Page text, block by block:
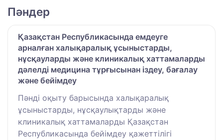
Пәндер
Қазақстан Республикасында емдеуге
арналған халықаралық ұсыныстарды,
нұсқауларды және клиникалық хаттамаларды
дәлелді медицина тұрғысынан іздеу, бағалау
және бейімдеу
Пәнді оқыту барысында халықаралық
ұсыныстарды, нұсқаулықтарды және
клиникалық хаттамаларды Қазақстан
Республикасында бейімдеу қажеттілігі